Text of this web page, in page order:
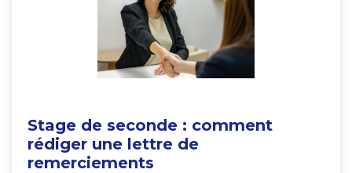
Stage de seconde : comment
rédiger une lettre de
remerciements